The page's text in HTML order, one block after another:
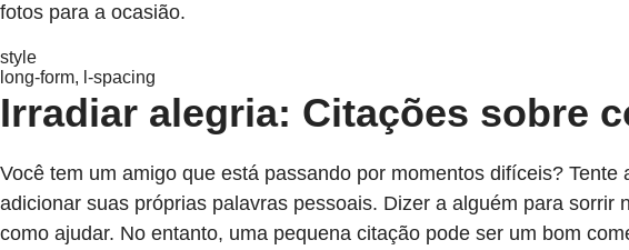
fotos para a ocasião.
style
long-form, l-spacing
Irradiar alegria: Citações sobre
Você tem um amigo que está passando por momentos difíceis?
adicionar suas próprias palavras pessoais. Dizer a alguém para
como ajudar. No entanto, uma pequena citação pode ser um bom